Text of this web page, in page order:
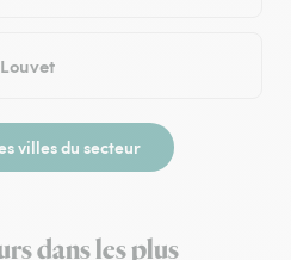
villes du secteur
dans les plus